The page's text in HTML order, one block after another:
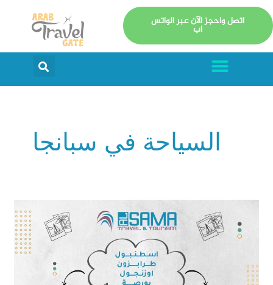
تخطي
إلى
المحتوى
اتصل واحجز الآن عبر الواتس
اب
Menu
السياحة في سبانجا
برنامج
سياحي
اسطنبول